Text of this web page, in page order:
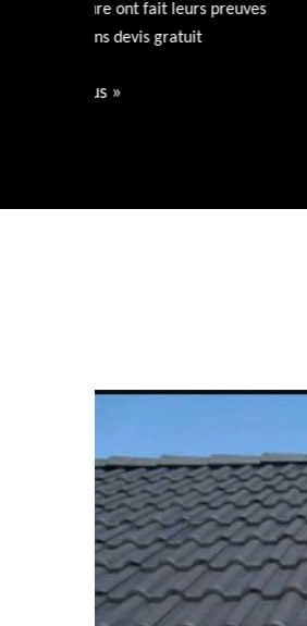
Entreprise de nettoyage
nettoyons et rénovons
spécialisée dans